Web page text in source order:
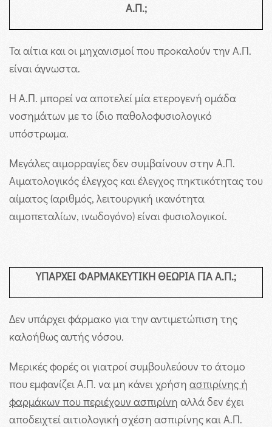
Α.Π.;
Τα αίτια και οι μηχανισμοί που προκαλούν την Α.Π.
είναι άγνωστα.
Η Α.Π. μπορεί να αποτελεί μία ετερογενή ομάδα
νοσημάτων με το ίδιο παθολοφυσιολογικό
υπόστρωμα.
Μεγάλες αιμορραγίες δεν συμβαίνουν στην Α.Π.
Αιματολογικός έλεγχος και έλεγχος πηκτικότητας του
αίματος (αριθμός, λειτουργική ικανότητα
αιμοπεταλίων, ινωδογόνο) είναι φυσιολογικοί.
ΥΠΑΡΧΕΙ ΦΑΡΜΑΚΕΥΤΙΚΗ ΘΕΩΡΙΑ ΓΙΑ Α.Π.;
Δεν υπάρχει φάρμακο για την αντιμετώπιση της
καλοήθως αυτής νόσου.
Μερικές φορές οι γιατροί συμβουλεύουν το άτομο
που εμφανίζει Α.Π. να μη κάνει χρήση ασπιρίνης ή
φαρμάκων που περιέχουν ασπιρίνη αλλά δεν έχει
αποδειχτεί αιτιολογική σχέση ασπιρίνης και Α.Π.